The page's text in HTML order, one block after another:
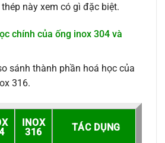
này xem có gì đặc biệt.
chính của ống inox 304 và
sánh thành phần hoá học của
316.
INOX
316
TÁC DỤNG